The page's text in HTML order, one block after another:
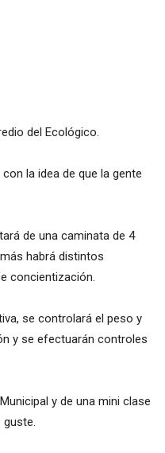
del Ecológico.
la idea de que la gente
de una caminata de 4
habrá distintos
concientización.
se controlará el peso y
y se efectuarán controles
y de una mini clase
guste.